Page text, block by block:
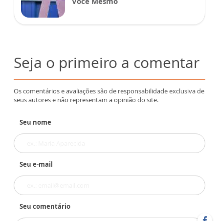
Seja o primeiro a comentar
Os comentários e avaliações são de responsabilidade exclusiva de
seus autores e não representam a opinião do site.
Seu nome
Seu e-mail
Seu comentário